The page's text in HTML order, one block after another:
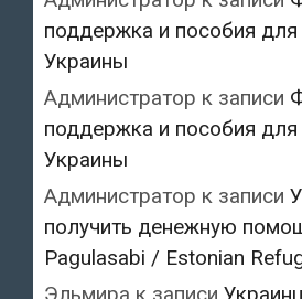
поддержка и пособия
Украины
Администратор к записи
поддержка и пособия
Украины
Администратор к записи
получить денежную
Pagulasabi / Estonian
Эльмира к записи